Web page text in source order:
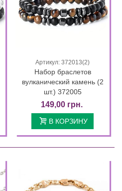
Артикул: 372013(2)
Набор браслетов
вулканический камень (2
шт.) 372005
149,00 грн.
В КОРЗИНУ